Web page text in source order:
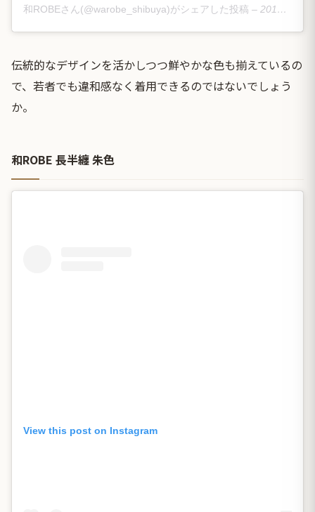
和ROBEさん(@warobe_shibuya)がシェアした投稿 – 2019年 3月月20日午後10時51分PDT
伝統的なデザインを活かしつつ鮮やかな色も揃えているの
で、若者でも違和感なく着用できるのではないでしょう
か。
和ROBE 長半纏 朱色
View this post on Instagram